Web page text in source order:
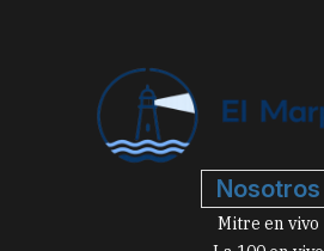
Nosotros
Mitre en vivo